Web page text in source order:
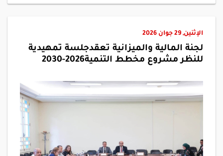
الإثنين, 29 جوان 2026
لجنة المالية والميزانية تعقدجلسة تمهيدية
للنظر مشروع مخطط التنمية2026-2030